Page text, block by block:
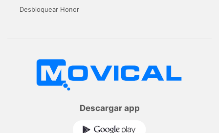
Desbloquear Honor
Descargar app